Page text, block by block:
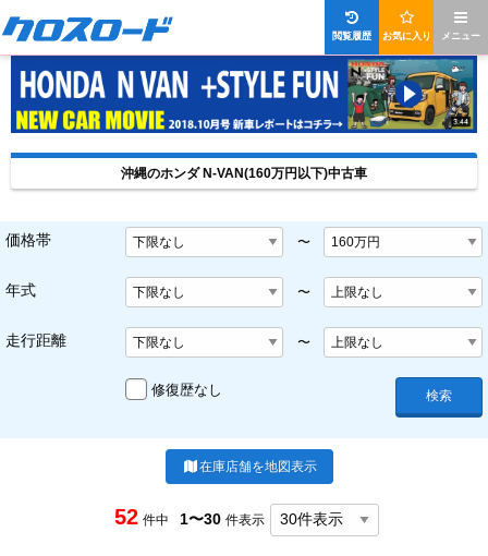
メニュー
お気に入り
閲覧履歴
沖縄のホンダ N-VAN(160万円以下)中古車
価格帯 〜
年式 〜
走行距離 〜
修復歴なし 検索
在庫店舗を地図表示
52 件中 1〜30 件表示